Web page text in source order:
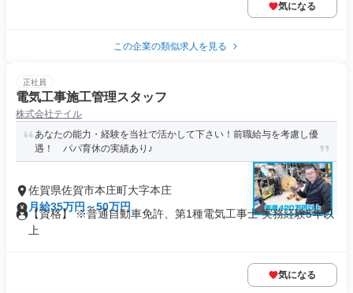
気になる
この企業の類似求人を見る
正社員
電気工事施工管理スタッフ
株式会社テイル
あなたの能力・経験を当社で活かして下さい！前職給与を考慮し優
遇！ パパ育休の実績あり♪
佐賀県佐賀市本庄町大字本庄
月給35万円～50万円
【資格】 ※普通自動車免許、第1種電気工事士 実務経験5年以
上
気になる